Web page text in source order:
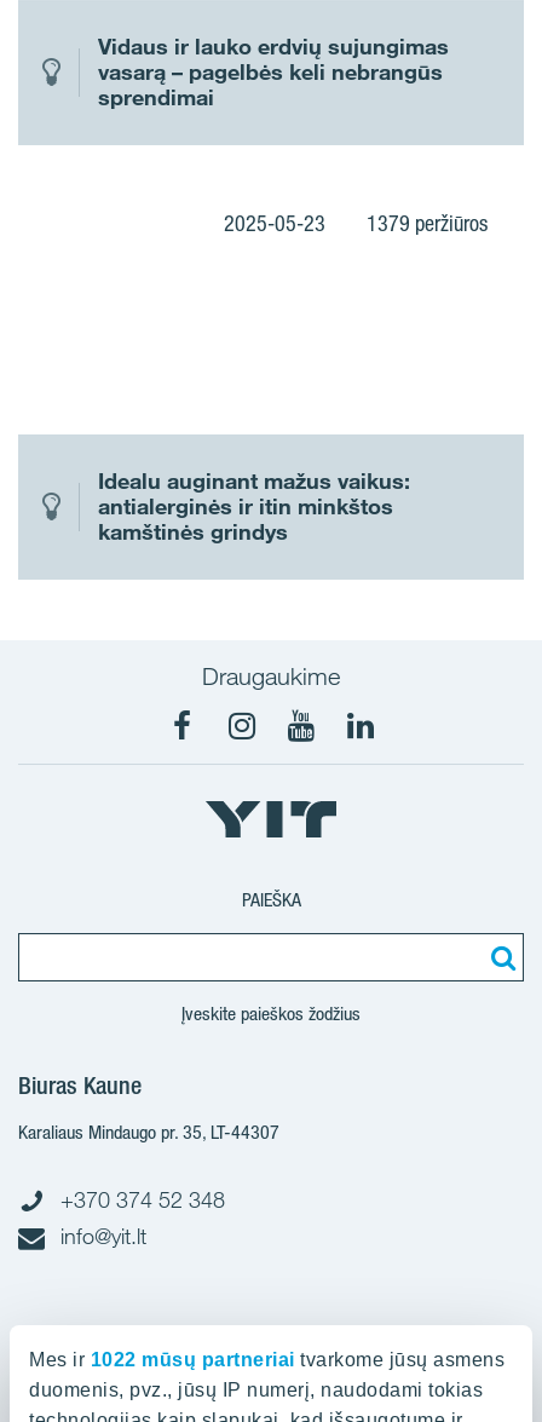
Mes ir 1022 mūsų partneriai tvarkome jūsų asmens
duomenis, pvz., jūsų IP numerį, naudodami tokias
Vidaus ir lauko erdvių sujungimas
vasarą – pagelbės keli nebrangūs
sprendimai
2025-05-23 1379 peržiūros
Idealu auginant mažus vaikus:
antialerginės ir itin minkštos
kamštinės grindys
Draugaukime
PAIEŠKA
Įveskite paieškos žodžius
Biuras Kaune
Karaliaus Mindaugo pr. 35, LT-44307
+370 374 52 348
info@yit.lt
Spaudos g. 7, LT-05132